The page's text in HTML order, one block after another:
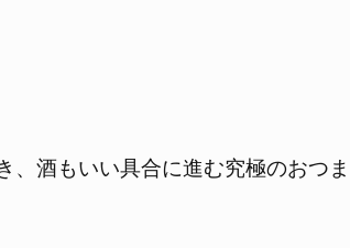
、酒もいい具合に進む究極のおつま